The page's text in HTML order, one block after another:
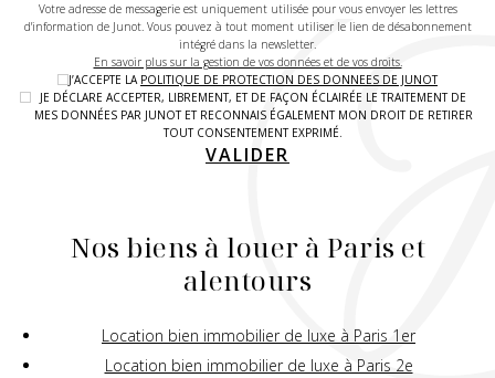
Votre adresse de messagerie est uniquement utilisée pour vous envoyer les lettres
d'information de Junot. Vous pouvez à tout moment utiliser le lien de désabonnement
intégré dans la newsletter.
En savoir plus sur la gestion de vos données et de vos droits.
J’ACCEPTE LA POLITIQUE DE PROTECTION DES DONNEES DE JUNOT
JE DÉCLARE ACCEPTER, LIBREMENT, ET DE FAÇON ÉCLAIRÉE LE TRAITEMENT DE
MES DONNÉES PAR JUNOT ET RECONNAIS ÉGALEMENT MON DROIT DE RETIRER
TOUT CONSENTEMENT EXPRIMÉ.
VALIDER
Nos biens à louer à Paris et
alentours
Location bien immobilier de luxe à Paris 1er
Location bien immobilier de luxe à Paris 2e